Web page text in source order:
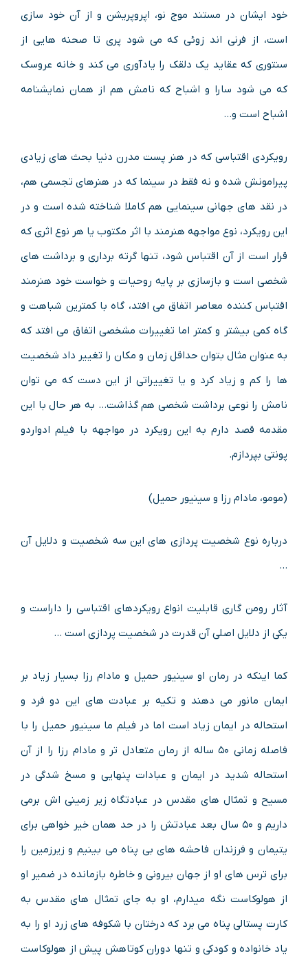
خود ایشان در مستند موج نو، اپروپریشن و از آن خود سازی
است، از فرنی اند زوئی که می شود پری تا صحنه هایی از
سنتوری که عقاید یک دلقک را یادآوری می کند و خانه عروسک
که می شود سارا و اشباح که نامش هم از همان نمایشنامه
اشباح است و…
رویکردی اقتباسی که در هنر پست مدرن دنیا بحث های زیادی
پیرامونش شده و نه فقط در سینما که در هنرهای تجسمی هم،
در نقد های جهانی سینمایی هم کاملا شناخته شده است و در
این رویکرد، نوع مواجهه هنرمند با اثر مکتوب یا هر نوع اثری که
قرار است از آن اقتباس شود، تنها گرته برداری و برداشت های
شخصی است و بازسازی بر پایه روحیات و خواست خود هنرمند
اقتباس کننده معاصر اتفاق می افتد، گاه با کمترین شباهت و
گاه کمی بیشتر و کمتر اما تغییرات مشخصی اتفاق می افتد که
به عنوان مثال بتوان حداقل زمان و مکان را تغییر داد شخصیت
ها را کم و زیاد کرد و یا تغییراتی از این دست که می توان
نامش را نوعی برداشت شخصی هم گذاشت… به هر حال با این
مقدمه قصد دارم به این رویکرد در مواجهه با فیلم ادواردو
پونتی بپردازم.
(مومو، مادام رزا و سینیور حمیل)
درباره نوع شخصیت پردازی های این سه شخصیت و دلایل آن
…
آثار رومن گاری قابلیت انواع رویکردهای اقتباسی را داراست و
یکی از دلایل اصلی آن قدرت در شخصیت پردازی است …
کما اینکه در رمان او سینیور حمیل و مادام رزا بسیار زیاد بر
ایمان مانور می دهند و تکیه بر عبادت های این دو فرد و
استحاله در ایمان زیاد است اما در فیلم ما سینیور حمیل را با
فاصله زمانی ۵۰ ساله از رمان متعادل تر و مادام رزا را از آن
استحاله شدید در ایمان و عبادات پنهایی و مسخ شدگی در
مسیح و تمثال های مقدس در عبادتگاه زیر زمینی اش برمی
داریم و ۵۰ سال بعد عبادتش را در حد همان خیر خواهی برای
یتیمان و فرزندان فاحشه های بی پناه می بینیم و زیرزمین را
برای ترس های او از جهان بیرونی و خاطره بازمانده در ضمیر او
از هولوکاست نگه میدارم، او به جای تمثال های مقدس به
کارت پستالی پناه می برد که درختان با شکوفه های زرد او را به
یاد خانواده و کودکی و تنها دوران کوتاهش پیش از هولوکاست